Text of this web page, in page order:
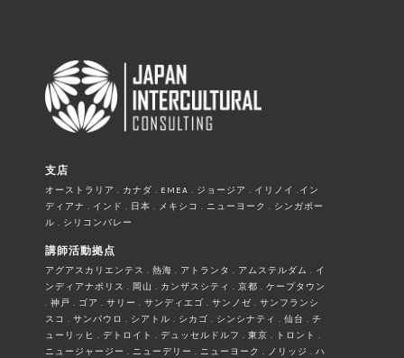
支店
オーストラリア . カナダ . EMEA . ジョージア . イリノイ .イン
ディアナ . インド . 日本 . メキシコ . ニューヨーク . シンガポー
ル . シリコンバレー
講師活動拠点
アグアスカリエンテス . 熱海 . アトランタ . アムステルダム . イ
ンディアナポリス . 岡山 . カンザスシティ . 京都 . ケープタウン
. 神戸 . ゴア . サリー . サンディエゴ . サンノゼ . サンフランシ
スコ . サンパウロ . シアトル . シカゴ . シンシナティ . 仙台 . チ
ューリッヒ . デトロイト . デュッセルドルフ . 東京 . トロント .
ニュージャージー . ニューデリー . ニューヨーク . ノリッジ . ハ